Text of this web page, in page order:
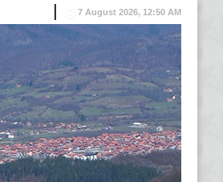
7 August 2026, 12:50 AM